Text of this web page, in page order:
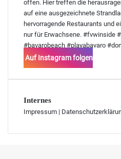
Auf Instagram folgen
Internes
Impressum |